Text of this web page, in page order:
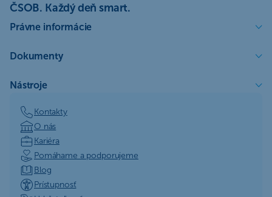
ČSOB. Každý deň smart.
Právne informácie
Dokumenty
Nástroje
Kontakty
O nás
Kariéra
Pomáhame a podporujeme
Blog
Prístupnosť